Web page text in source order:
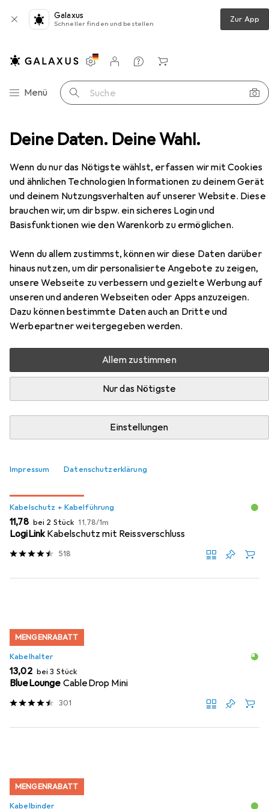
Deine Daten. Deine Wahl.
Wenn du nur das Nötigste wählst, erfassen wir mit Cookies
und ähnlichen Technologien Informationen zu deinem Gerät
und deinem Nutzungsverhalten auf unserer Website. Diese
brauchen wir, um dir bspw. ein sicheres Login und
Basisfunktionen wie den Warenkorb zu ermöglichen.
Wenn du allem zustimmst, können wir diese Daten darüber
hinaus nutzen, um dir personalisierte Angebote zu zeigen,
unsere Webseite zu verbessern und gezielte Werbung auf
unseren und anderen Webseiten oder Apps anzuzeigen.
Dazu können bestimmte Daten auch an Dritte und
Werbepartner weitergegeben werden.
Allem zustimmen
Nur das Nötigste
Einstellungen
Impressum Datenschutzerklärung
Galaxus
Schneller finden und bestellen Zur App
Navigation nach Kategorien
Menü Suche
Einstellungen
Kundenkonto
Vergleichslisten
Merklisten
Warenkorb
Netzwerk Netzwerkkabel Draka Netzwerkkabel
EUR
8,78 EUR
17,56/1m
DrakaNetzwerkkabel
PiMF, CAT6, 0.50 m
Zubehör für Draka
Netzwerkkabel
Hier findest du passendes Zubehör zum Produkt Draka
Netzwerkkabel aus den Kategorien Kabelschutz +
Beliebt Kabelschutz + Kabelführung Kabelhalter
Relevanz
Produktliste
Kabelschutz + Kabelführung
EUR
11,78 bei 2 Stück EUR
11,78/1m
LogiLinkKabelschutz mit Reissverschluss
518
MENGENRABATT
Kabelhalter
EUR
13,02 bei 3 Stück
BlueLounge CableDrop Mini
301
MENGENRABATT
Kabelbinder